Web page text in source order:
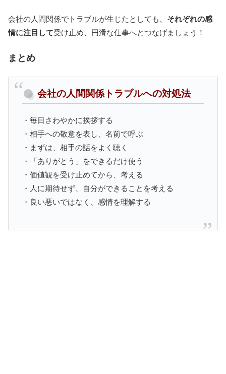
会社の人間関係でトラブルが生じたとしても、 それぞれの感
情に注目して受け止め、円滑な仕事へとつなげましょう！
まとめ
会社の人間関係トラブルへの対処法
・毎日さわやかに挨拶する
・相手への敬意を表し、名前で呼ぶ
・まずは、相手の話をよく聴く
・「ありがとう」をできるだけ使う
・価値観を受け止めてから、考える
・人に期待せず、自分ができることを考える
・良い悪いではなく、感情を理解する